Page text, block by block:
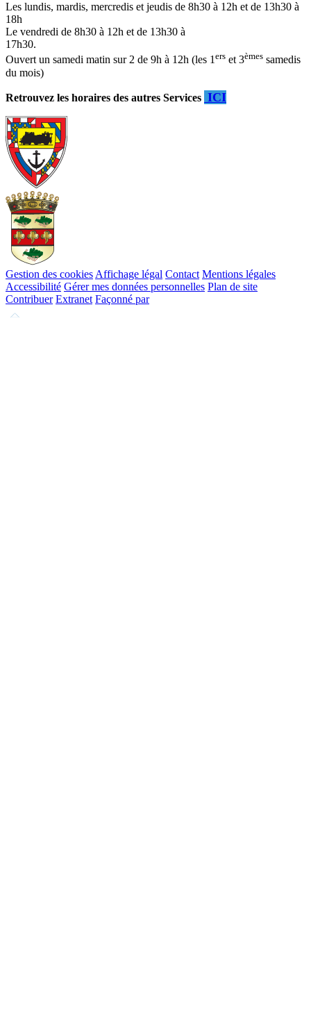
Les lundis, mardis, mercredis et jeudis de 8h30 à 12h et de 13h30 à
18h
Le vendredi de 8h30 à 12h et de 13h30 à
17h30.
Ouvert un samedi matin sur 2 de 9h à 12h (les 1ers et 3èmes samedis
du mois)
Retrouvez les horaires des autres Services ICI
Gestion des cookies Affichage légal Contact Mentions légales
Accessibilité Gérer mes données personnelles Plan de site
Contribuer Extranet Façonné par